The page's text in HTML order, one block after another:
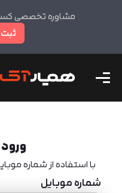
مشاوره تخصصی
با استفاده از شماره
شماره موبایل